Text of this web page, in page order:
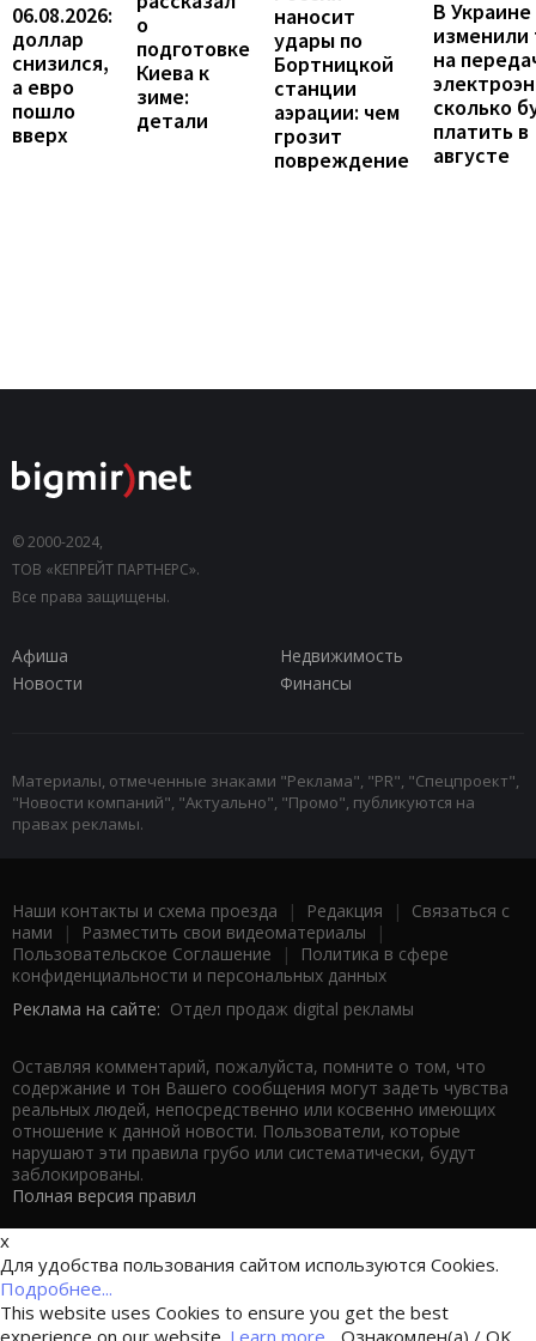
06.08.2026:
доллар
снизился,
а евро
пошло
вверх
о
подготовке
Киева к
зиме:
детали
наносит
удары по
Бортницкой
станции
аэрации: чем
грозит
повреждение
В Украине
на
сколько
платить в
августе
© 2000-2024,
ТОВ «КЕПРЕЙТ ПАРТНЕРС».
Все права защищены.
Афиша
Недвижимость
Новости
Финансы
Материалы, отмеченные знаками "Реклама", "PR", "Спецпроект",
"Новости компаний", "Актуально", "Промо", публикуются на
правах рекламы.
Наши контакты и схема проезда | Редакция | Связаться с
нами | Разместить свои видеоматериалы |
Пользовательское Соглашение |
Политика в сфере
конфиденциальности и персональных данных
Реклама на сайте: Отдел продаж digital рекламы
Оставляя комментарий, пожалуйста, помните о том, что
содержание и тон Вашего сообщения могут задеть чувства
реальных людей, непосредственно или косвенно имеющих
отношение к данной новости. Пользователи, которые
нарушают эти правила грубо или систематически, будут
заблокированы.
Полная версия правил
x
Для удобства пользования сайтом используются Cookies.
Подробнее...
This website uses Cookies to ensure you get the best
experience on our website. Learn more... Ознакомлен(а) / OK